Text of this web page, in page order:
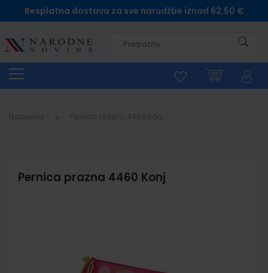
Besplatna dostava za sve narudžbe iznad 62,50 €
Naslovna
Pernica prazna 4460 Konj